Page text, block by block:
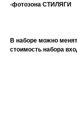
-фотозона СТИЛЯГИ
В наборе можно
стоимость набора